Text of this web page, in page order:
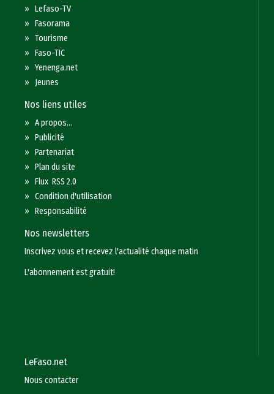
»Lefaso-TV
»Fasorama
»Tourisme
»Faso-TIC
»Yenenga.net
» Jeunes
Nos liens utiles
»A propos...
»Publicité
»Partenariat
»Plan du site
»Flux RSS 2.0
»Condition d'utilisation
»Responsabilité
Nos newsletters
Inscrivez vous et recevez l'actualité chaque matin
L'abonnement est gratuit!
LeFaso.net
Nous contacter